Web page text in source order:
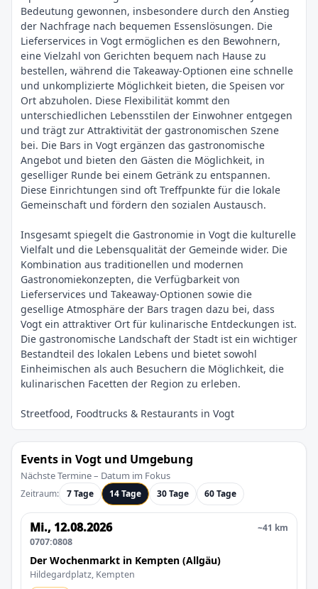
Bedeutung gewonnen, insbesondere durch den Anstieg
der Nachfrage nach bequemen Essenslösungen. Die
Lieferservices in Vogt ermöglichen es den Bewohnern,
eine Vielzahl von Gerichten bequem nach Hause zu
bestellen, während die Takeaway-Optionen eine schnelle
und unkomplizierte Möglichkeit bieten, die Speisen vor
Ort abzuholen. Diese Flexibilität kommt den
unterschiedlichen Lebensstilen der Einwohner entgegen
und trägt zur Attraktivität der gastronomischen Szene
bei. Die Bars in Vogt ergänzen das gastronomische
Angebot und bieten den Gästen die Möglichkeit, in
geselliger Runde bei einem Getränk zu entspannen.
Diese Einrichtungen sind oft Treffpunkte für die lokale
Gemeinschaft und fördern den sozialen Austausch.
Insgesamt spiegelt die Gastronomie in Vogt die kulturelle
Vielfalt und die Lebensqualität der Gemeinde wider. Die
Kombination aus traditionellen und modernen
Gastronomiekonzepten, die Verfügbarkeit von
Lieferservices und Takeaway-Optionen sowie die
gesellige Atmosphäre der Bars tragen dazu bei, dass
Vogt ein attraktiver Ort für kulinarische Entdeckungen ist.
Die gastronomische Landschaft der Stadt ist ein wichtiger
Bestandteil des lokalen Lebens und bietet sowohl
Einheimischen als auch Besuchern die Möglichkeit, die
Events in Vogt und Umgebung
Nächste Termine – Datum im Fokus
Zeitraum: 7 Tage 14 Tage 30 Tage 60 Tage
Mi., 12.08.2026
0707:0808
~41 km
Der Wochenmarkt in Kempten (Allgäu)
Hildegardplatz, Kempten